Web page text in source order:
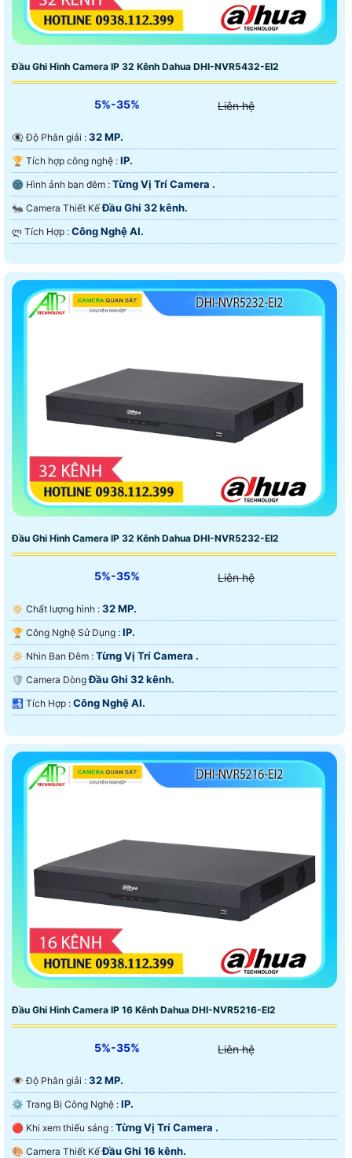
Đầu Ghi Hình Camera IP 32 Kênh Dahua DHI-NVR5432-EI2
5%-35% Liên hệ
👁️‍🗨 Độ Phân giải : 32 MP.
🏆 Tích hợp công nghệ : IP.
🌚 Hình ảnh ban đêm : Từng Vị Trí Camera .
🐜 Camera Thiết KếĐầu Ghi 32 kênh.
️ლ Tích Hợp : Công Nghệ AI.
Đầu Ghi Hình Camera IP 32 Kênh Dahua DHI-NVR5232-EI2
5%-35% Liên hệ
🔅 Chất lượng hình : 32 MP.
🏆 Công Nghệ Sử Dụng : IP.
🔅 Nhìn Ban Đêm : Từng Vị Trí Camera .
🛡 Camera DòngĐầu Ghi 32 kênh.
️🛃 Tích Hợp : Công Nghệ AI.
Đầu Ghi Hình Camera IP 16 Kênh Dahua DHI-NVR5216-EI2
5%-35% Liên hệ
👁 Độ Phân giải : 32 MP.
⚙ Trang Bị Công Nghệ : IP.
🔴 Khi xem thiếu sáng : Từng Vị Trí Camera .
🎨 Camera Thiết KếĐầu Ghi 16 kênh.